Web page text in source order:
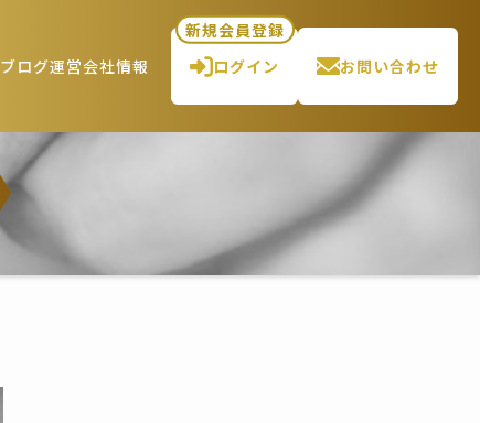
ブログ運営会社情報
新規会員登録
ログイン
お問い合わせ